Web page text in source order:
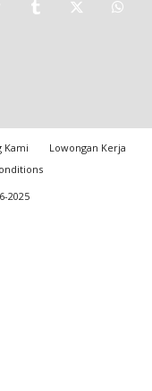
Kami
Lowongan Kerja
2025